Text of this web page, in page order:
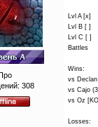
308
Lvl A [x]
Lvl B [ ]
Lvl C [ ]
Battles
Wins:
vs
vs Cajo
vs Oz
Losses: